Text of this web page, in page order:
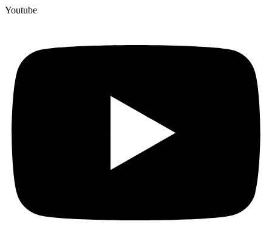
Youtube